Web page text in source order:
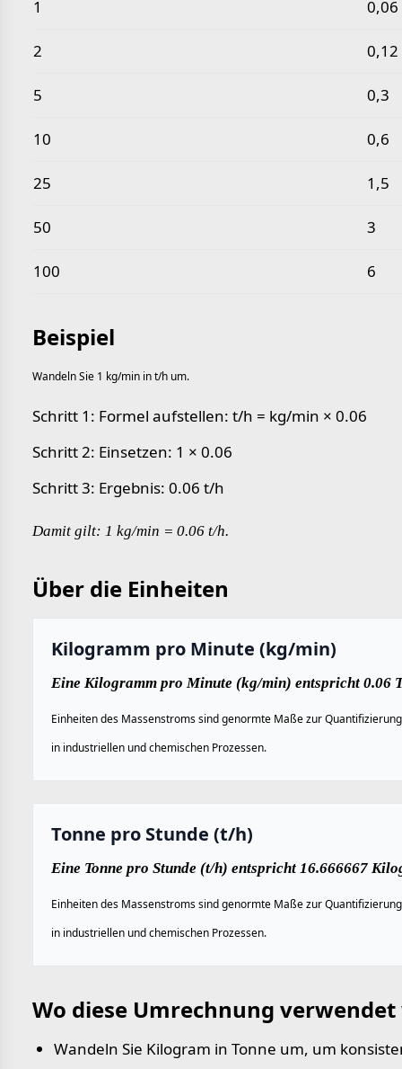
1 0,06
2 0,12
5 0,3
10 0,6
25 1,5
50 3
100 6
Beispiel
Wandeln Sie 1 kg/min in t/h um.
Schritt 1: Formel aufstellen: t/h = kg/min × 0.06
Schritt 2: Einsetzen: 1 × 0.06
Schritt 3: Ergebnis: 0.06 t/h
Damit gilt: 1 kg/min = 0.06 t/h.
Über die Einheiten
Kilogramm pro Minute (kg/min)
Eine Kilogramm pro Minute (kg/min) entspricht 0.06
Einheiten des Massenstroms sind genormte Maße zur
in industriellen und chemischen Prozessen.
Tonne pro Stunde (t/h)
Eine Tonne pro Stunde (t/h) entspricht 16.666667
Einheiten des Massenstroms sind genormte Maße zur
in industriellen und chemischen Prozessen.
Wo diese Umrechnung
Wandeln Sie Kilogram in Tonne um, um